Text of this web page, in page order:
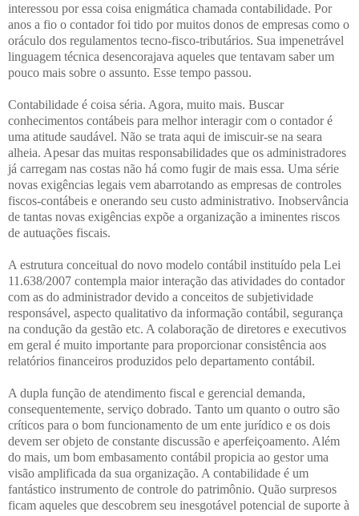
interessou por essa coisa enigmática chamada contabilidade. Por
anos a fio o contador foi tido por muitos donos de empresas como o
oráculo dos regulamentos tecno-fisco-tributários. Sua impenetrável
linguagem técnica desencorajava aqueles que tentavam saber um
pouco mais sobre o assunto. Esse tempo passou.
Contabilidade é coisa séria. Agora, muito mais. Buscar
conhecimentos contábeis para melhor interagir com o contador é
uma atitude saudável. Não se trata aqui de imiscuir-se na seara
alheia. Apesar das muitas responsabilidades que os administradores
já carregam nas costas não há como fugir de mais essa. Uma série
novas exigências legais vem abarrotando as empresas de controles
fiscos-contábeis e onerando seu custo administrativo. Inobservância
de tantas novas exigências expõe a organização a iminentes riscos
de autuações fiscais.
A estrutura conceitual do novo modelo contábil instituído pela Lei
11.638/2007 contempla maior interação das atividades do contador
com as do administrador devido a conceitos de subjetividade
responsável, aspecto qualitativo da informação contábil, segurança
na condução da gestão etc. A colaboração de diretores e executivos
em geral é muito importante para proporcionar consistência aos
relatórios financeiros produzidos pelo departamento contábil.
A dupla função de atendimento fiscal e gerencial demanda,
consequentemente, serviço dobrado. Tanto um quanto o outro são
críticos para o bom funcionamento de um ente jurídico e os dois
devem ser objeto de constante discussão e aperfeiçoamento. Além
do mais, um bom embasamento contábil propicia ao gestor uma
visão amplificada da sua organização. A contabilidade é um
fantástico instrumento de controle do patrimônio. Quão surpresos
ficam aqueles que descobrem seu inesgotável potencial de suporte à